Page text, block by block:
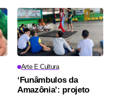
Arte E Cultura
‘Funâmbulos da
Amazônia’: projeto